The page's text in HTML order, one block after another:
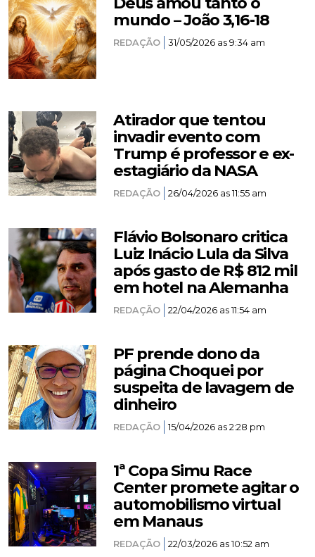
mundo – João 3,16-18
REDAÇÃO 31/05/2026 as 9:34 am
Atirador que tentou
invadir evento com
Trump é professor e ex-
estagiário da NASA
REDAÇÃO 26/04/2026 as 11:55 am
Flávio Bolsonaro critica
Luiz Inácio Lula da Silva
após gasto de R$ 812 mil
em hotel na Alemanha
REDAÇÃO 22/04/2026 as 11:54 am
PF prende dono da
página Choquei por
suspeita de lavagem de
dinheiro
REDAÇÃO 15/04/2026 as 2:28 pm
1ª Copa Simu Race
Center promete agitar o
automobilismo virtual
em Manaus
REDAÇÃO 22/03/2026 as 10:52 am